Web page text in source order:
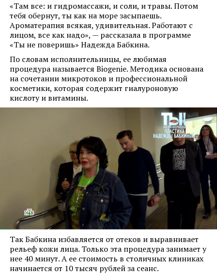
«Там все: и гидромассажи, и соли, и травы. Потом
тебя обернут, ты как на море засыпаешь.
Ароматерапия всякая, удивительная. Работают с
лицом, все как надо», — рассказала в программе
«Ты не поверишь» Надежда Бабкина.
По словам исполнительницы, ее любимая
процедура называется Biogenie. Методика основана
на сочетании микротоков и профессиональной
косметики, которая содержит гиалуроновую
кислоту и витамины.
Так Бабкина избавляется от отеков и выравнивает
рельеф кожи лица. Только эта процедура занимает у
нее 40 минут. А ее стоимость в столичных клиниках
начинается от 10 тысяч рублей за сеанс.